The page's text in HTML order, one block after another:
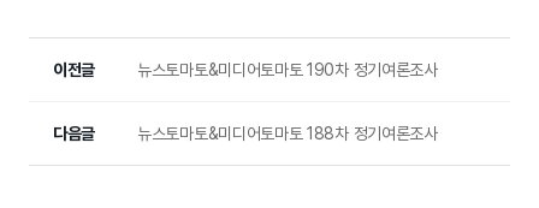
이전글 뉴스토마토&미디어토마토 190차 정기여론조사
다음글 뉴스토마토&미디어토마토 188차 정기여론조사